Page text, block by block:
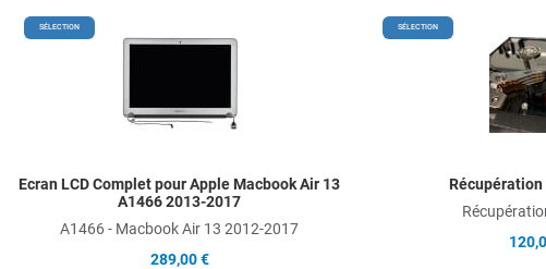
SÉLECTION Add to Wishlist
Ecran LCD Complet pour Apple Macbook Air 13
A1466 2013-2017
A1466 - Macbook Air 13 2012-2017
289,00 €
SÉLECTION